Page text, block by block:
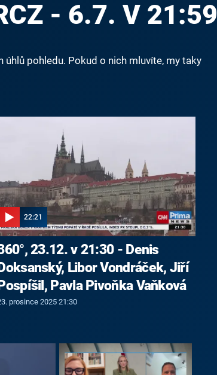
- 6.7. V 21:59
pohledu. Pokud o nich mluvíte, my taky
22:21
23.12. v 21:30 - Denis
Doksanský, Libor Vondráček, Jiří
Pospíšil, Pavla Pivoňka Vaňková
prosince 2025 21:30